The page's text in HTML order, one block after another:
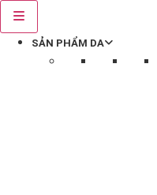
SẢN PHẨM DA